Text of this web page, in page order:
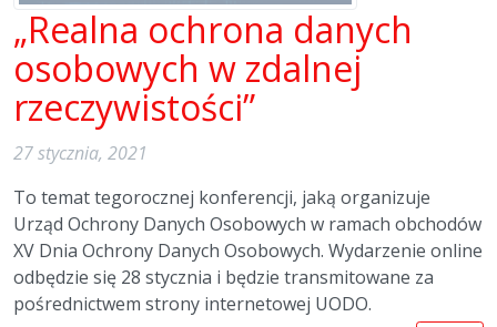
„Realna ochrona danych
osobowych w zdalnej
rzeczywistości”
27 stycznia, 2021
To temat tegorocznej konferencji, jaką organizuje
Urząd Ochrony Danych Osobowych w ramach obchodów
XV Dnia Ochrony Danych Osobowych. Wydarzenie online
odbędzie się 28 stycznia i będzie transmitowane za
pośrednictwem strony internetowej UODO.